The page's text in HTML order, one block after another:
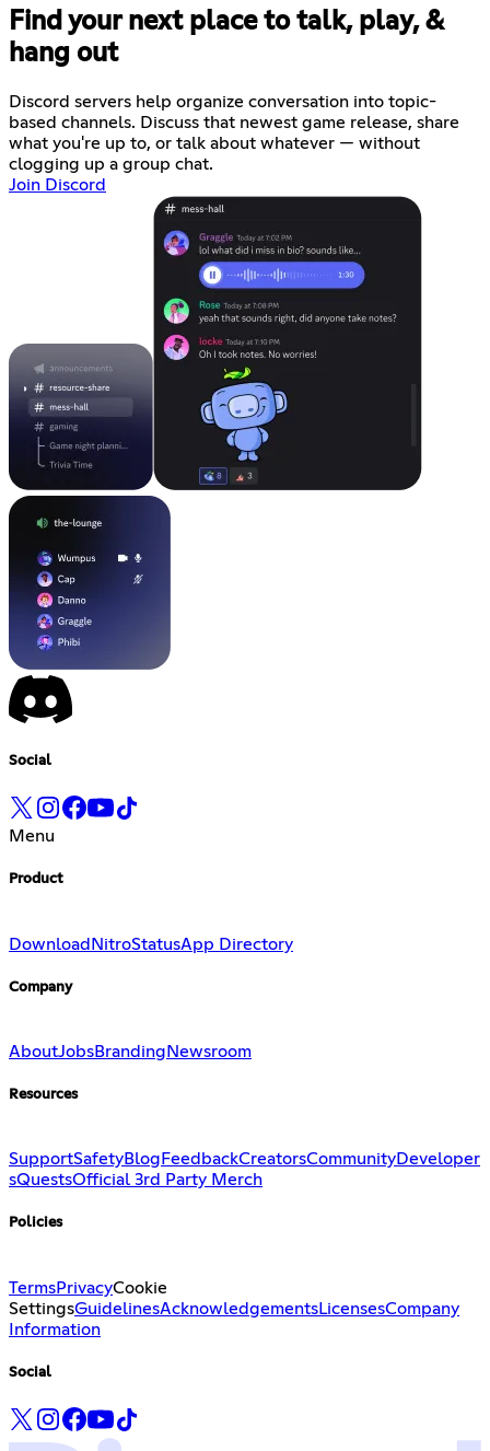
Find your next place to talk, play, &
hang out
Discord servers help organize conversation into topic-
based channels. Discuss that newest game release, share
what you're up to, or talk about whatever — without
clogging up a group chat.
Join Discord
Social
Menu
Product
Download NitroStatusApp Directory
Company
AboutJobsBranding Newsroom
Resources
SupportSafetyBlog FeedbackCreatorsCommunityDeveloper
sQuestsOfficial 3rd Party Merch
Policies
TermsPrivacyCookie
SettingsGuidelinesAcknowledgementsLicensesCompany
Information
Social